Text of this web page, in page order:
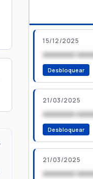
15/12/2025
xxxxxxxx
Desbloquear
21/03/2025
xxxxxxxx
Desbloquear
21/03/2025
xxxxxxxx